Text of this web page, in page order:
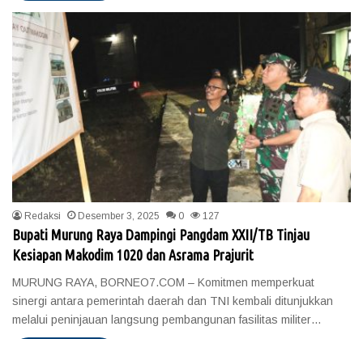
Redaksi Desember 3, 2025 0 127
Bupati Murung Raya Dampingi Pangdam XXII/TB Tinjau
Kesiapan Makodim 1020 dan Asrama Prajurit
MURUNG RAYA, BORNEO7.COM – Komitmen memperkuat
sinergi antara pemerintah daerah dan TNI kembali ditunjukkan
melalui peninjauan langsung pembangunan fasilitas militer…